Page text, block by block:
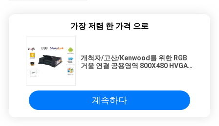
가장 저렴 한 가격 으로
개척자/고산/Kenwood를 위한 RGB
거울 연결 공용영역 800X480 HVGA
계속하다